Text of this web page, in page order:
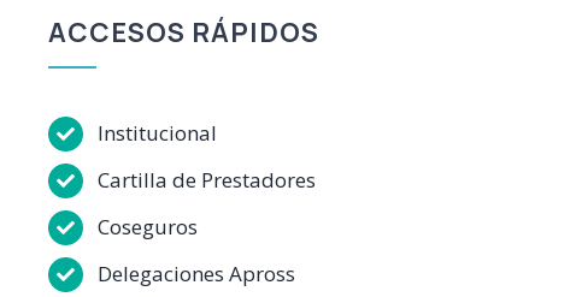
ACCESOS RÁPIDOS
Institucional
Cartilla de Prestadores
Coseguros
Delegaciones Apross